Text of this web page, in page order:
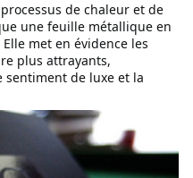
de chaleur et de
une feuille métallique en
met en évidence les
plus attrayants,
sentiment de luxe et la